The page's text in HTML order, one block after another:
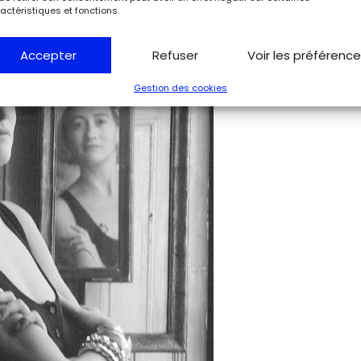
et fonctions.
Accepter Refuser Voir les
Gestion des cookies